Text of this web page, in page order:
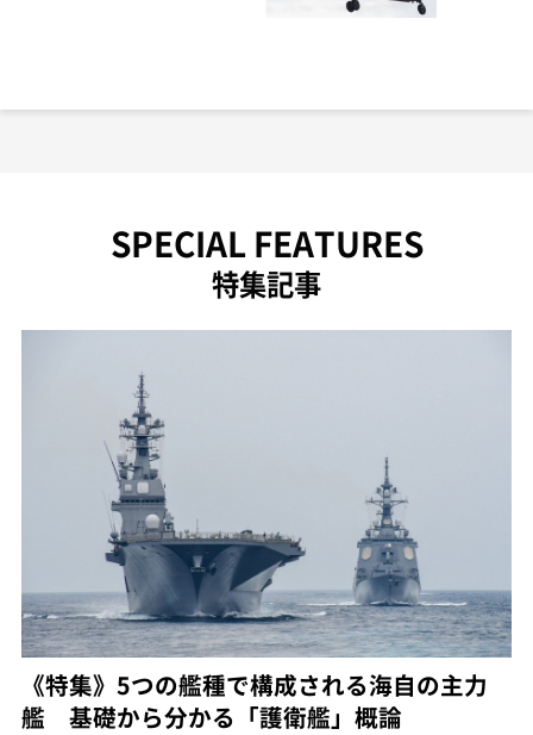
SPECIAL FEATURES
特集記事
《特集》5つの艦種で構成される海自の主力
艦 基礎から分かる「護衛艦」概論